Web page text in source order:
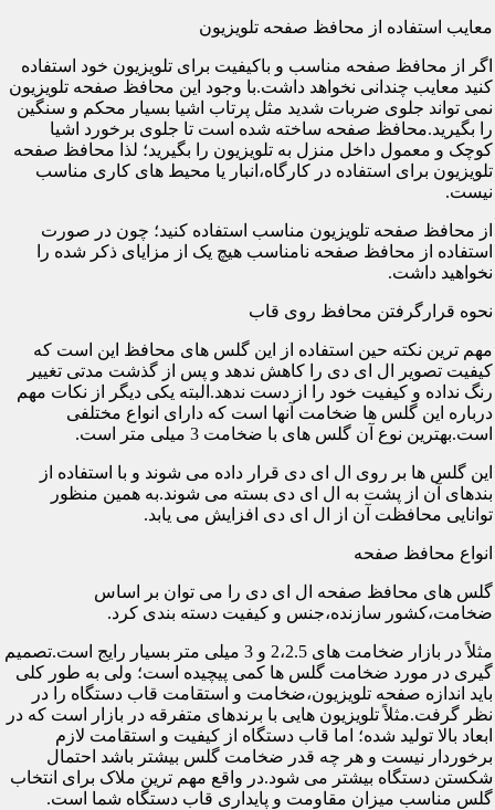
معایب استفاده از محافظ صفحه تلویزیون
اگر از محافظ صفحه مناسب و باکیفیت برای تلویزیون خود استفاده
کنید معایب چندانی نخواهد داشت.با وجود این محافظ صفحه تلویزیون
نمی تواند جلوی ضربات شدید مثل پرتاب اشیا بسیار محکم و سنگین
را بگیرید.محافظ صفحه ساخته شده است تا جلوی برخورد اشیا
کوچک و معمول داخل منزل به تلویزیون را بگیرید؛ لذا محافظ صفحه
تلویزیون برای استفاده در کارگاه،انبار یا محیط های کاری مناسب
نیست.
از محافظ صفحه تلویزیون مناسب استفاده کنید؛ چون در صورت
استفاده از محافظ صفحه نامناسب هیچ یک از مزایای ذکر شده را
نخواهید داشت.
نحوه قرارگرفتن محافظ روی قاب
مهم ترین نکته حین استفاده از این گلس های محافظ این است که
کیفیت تصویر ال ای دی را کاهش ندهد و پس از گذشت مدتی تغییر
رنگ نداده و کیفیت خود را از دست ندهد.البته یکی دیگر از نکات مهم
درباره این گلس ها ضخامت آنها است که دارای انواع مختلفی
است.بهترین نوع آن گلس های با ضخامت 3 میلی متر است.
این گلس ها بر روی ال ای دی قرار داده می شوند و با استفاده از
بندهای آن از پشت به ال ای دی بسته می شوند.به همین منظور
توانایی محافظت آن از ال ای دی افزایش می یابد.
انواع محافظ صفحه
گلس های محافظ صفحه ال ای دی را می توان بر اساس
ضخامت،کشور سازنده،جنس و کیفیت دسته بندی کرد.
مثلاً در بازار ضخامت های 2،2.5 و 3 میلی متر بسیار رایج است.تصمیم
گیری در مورد ضخامت گلس ها کمی پیچیده است؛ ولی به طور کلی
باید اندازه صفحه تلویزیون،ضخامت و استقامت قاب دستگاه را در
نظر گرفت.مثلاً تلویزیون هایی با برندهای متفرقه در بازار است که در
ابعاد بالا تولید شده؛ اما قاب دستگاه از کیفیت و استقامت لازم
برخوردار نیست و هر چه قدر ضخامت گلس بیشتر باشد احتمال
شکستن دستگاه بیشتر می شود.در واقع مهم ترین ملاک برای انتخاب
گلس مناسب میزان مقاومت و پایداری قاب دستگاه شما است.